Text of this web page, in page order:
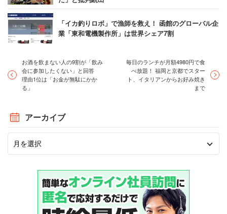
「イカ釣りロボ」で漁師を救え！ 函館のグローバル企
業「東和電機製作所」は世界シェア7割
お酒を飲まない人の9割が「飲み
会に参加したくない」と回答
理由1位は「お金が無駄にかか
る」
毎日のランチが月額4980円で食
べ放題！ 福岡と京都でスター
ト、イタリアンからお好み焼き
まで
アーカイブ